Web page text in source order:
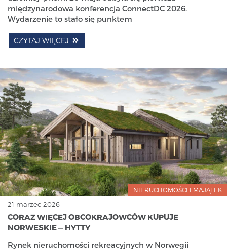
międzynarodowa konferencja ConnectDC 2026.
Wydarzenie to stało się punktem
CZYTAJ WIĘCEJ
NIERUCHOMOŚCI I MAJĄTEK
21 marzec 2026
CORAZ WIĘCEJ OBCOKRAJOWCÓW KUPUJE
NORWESKIE — HYTTY
Rynek nieruchomości rekreacyjnych w Norwegii